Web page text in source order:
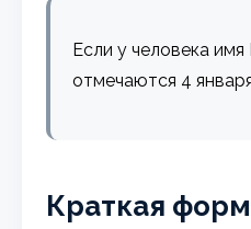
Если у человека
отмечаются 4
Краткая